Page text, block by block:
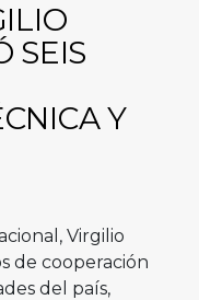
SEIS
Y
Virgilio
de cooperación
del país,